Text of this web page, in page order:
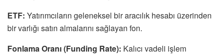
ETF: Yatırımcıların geleneksel bir aracılık hesabı üzerinden
bir varlığı satın almalarını sağlayan fon.
Fonlama Oranı (Funding Rate): Kalıcı vadeli işlem